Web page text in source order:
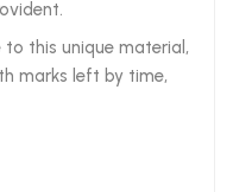
this unique material,
marks left by time,